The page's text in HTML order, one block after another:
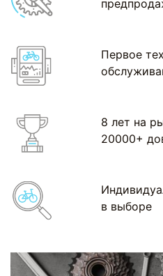
Первое
8 лет на
20000+
в выборе